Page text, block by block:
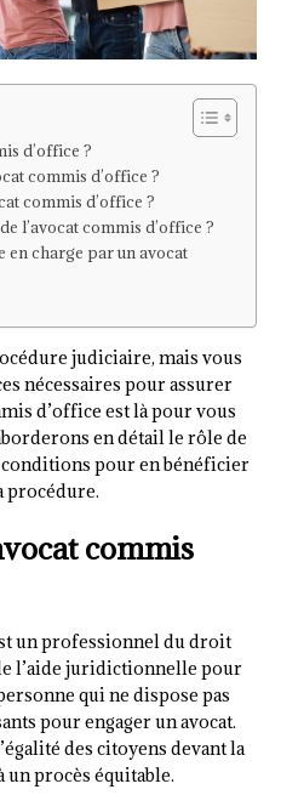
d’office ?
commis d’office ?
commis d’office ?
l’avocat commis d’office ?
en charge par un avocat
judiciaire, mais vous
nécessaires pour assurer
d’office est là pour vous
en détail le rôle de
conditions pour en bénéficier
procédure.
commis
un professionnel du droit
l’aide juridictionnelle pour
qui ne dispose pas
pour engager un avocat.
des citoyens devant la
procès équitable.